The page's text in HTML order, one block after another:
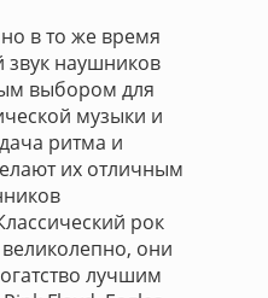
в то же время
звук наушников
выбором для
музыки и
ритма и
их отличным
рок
великолепно, они
лучшим